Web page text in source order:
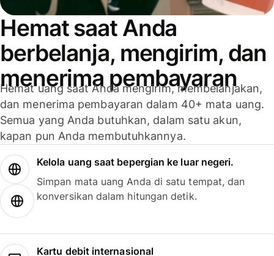
Hemat saat Anda
berbelanja, mengirim, dan
menerima pembayaran
Hemat uang saat Anda mengirim, membelanjakan,
dan menerima pembayaran dalam 40+ mata uang.
Semua yang Anda butuhkan, dalam satu akun,
kapan pun Anda membutuhkannya.
Kelola uang saat bepergian ke luar negeri.
Simpan mata uang Anda di satu tempat, dan
konversikan dalam hitungan detik.
Kartu debit internasional